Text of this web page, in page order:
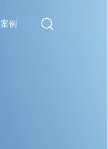
案例